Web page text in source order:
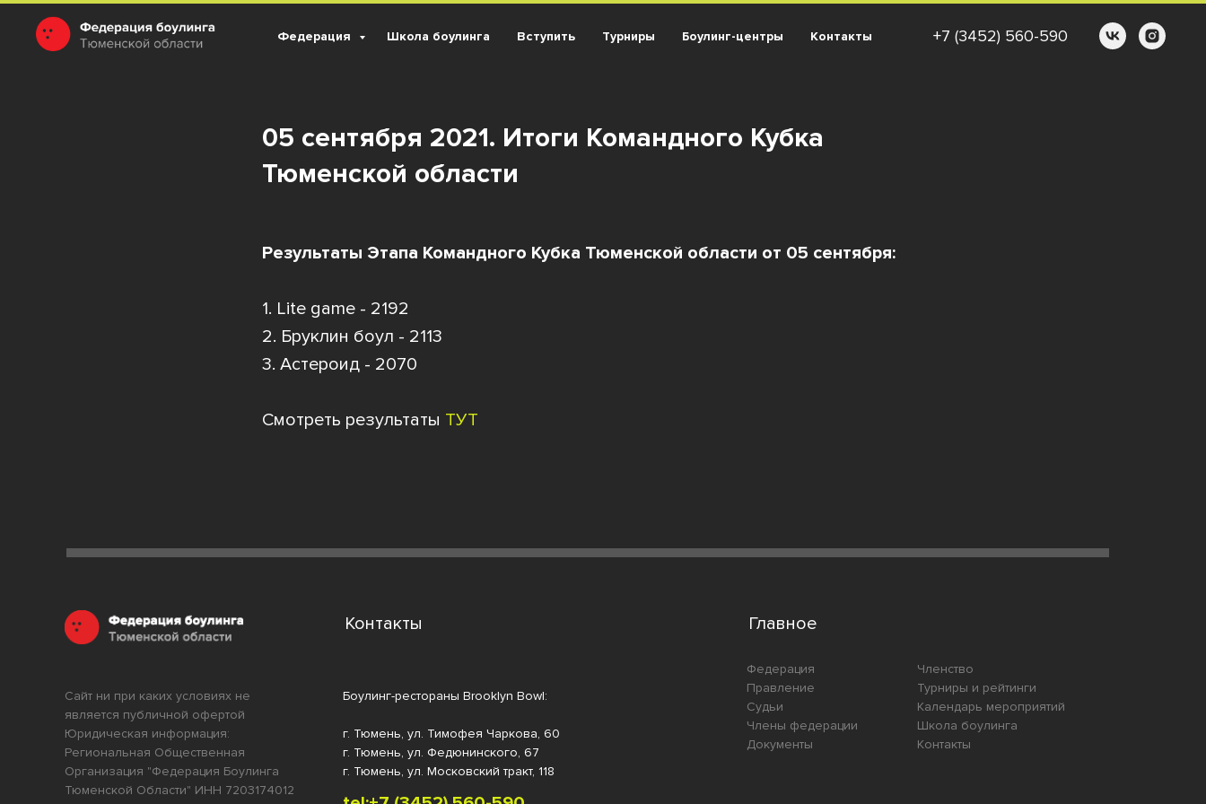
Федерация Школа боулинга Вступить Турниры Боулинг-центры Контакты +7 (3452) 560-590
05 сентября 2021. Итоги Командного Кубка
Тюменской области
Результаты Этапа Командного Кубка Тюменской области от 05 сентября:
1. Lite game - 2192
2. Бруклин боул - 2113
3. Астероид - 2070
Смотреть результаты ТУТ
Сайт ни при каких условиях не
является публичной офертой
Юридическая информация:
Региональная Общественная
Организация "Федерация Боулинга
Тюменской Области" ИНН 7203174012
Контакты
Боулинг-рестораны Brooklyn Bowl:
г. Тюмень, ул. Тимофея Чаркова, 60
г. Тюмень, ул. Федюнинского, 67
г. Тюмень, ул. Московский тракт, 118
Главное
Федерация
Правление
Судьи
Члены федерации
Документы
Членство
Турниры и рейтинги
Календарь мероприятий
Школа боулинга
Контакты